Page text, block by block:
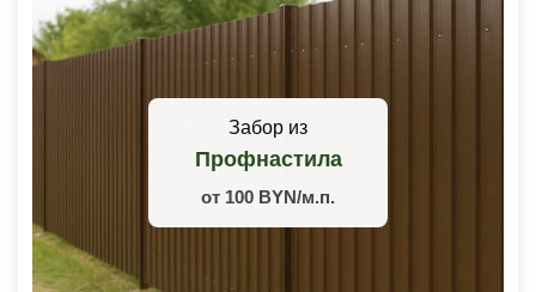
Забор из
Профнастила
от 100 BYN/м.п.